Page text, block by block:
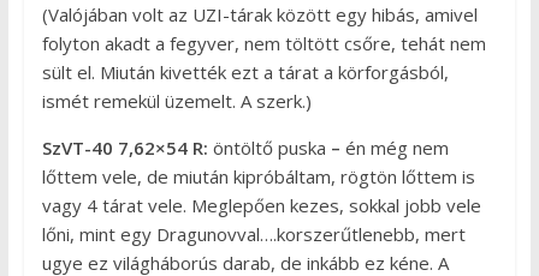
(Valójában volt az UZI-tárak között egy hibás, amivel
folyton akadt a fegyver, nem töltött csőre, tehát nem
sült el. Miután kivették ezt a tárat a körforgásból,
ismét remekül üzemelt. A szerk.)
SzVT-40 7,62×54 R: öntöltő puska – én még nem
lőttem vele, de miután kipróbáltam, rögtön lőttem is
vagy 4 tárat vele. Meglepően kezes, sokkal jobb vele
lőni, mint egy Dragunovval….korszerűtlenebb, mert
ugye ez világháborús darab, de inkább ez kéne. A